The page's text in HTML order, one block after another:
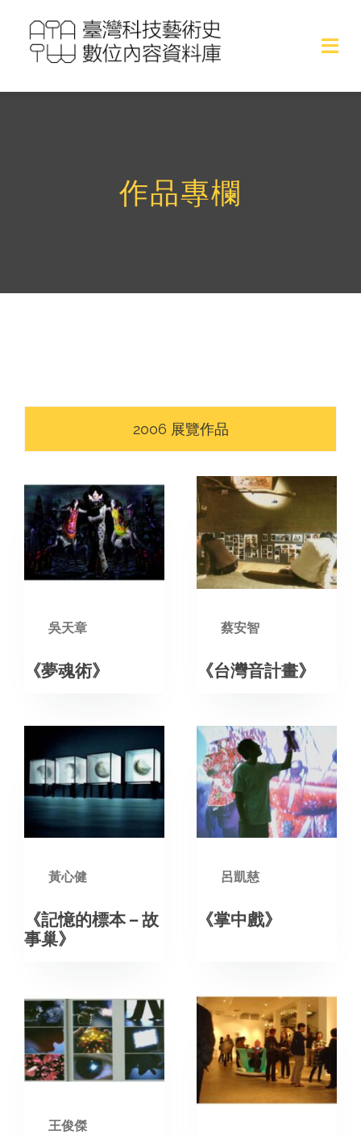
content
藝術家名單
FOR:
作品專欄
2006 展覽作品
吳天章
《夢魂術》
蔡安智
《台灣音計畫》
黃心健
《記憶的標本 – 故
事巢》
呂凱慈
《掌中戲》
王俊傑